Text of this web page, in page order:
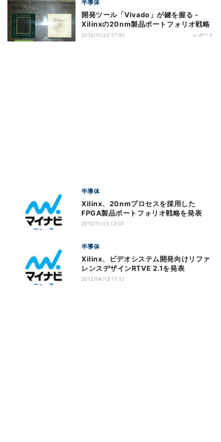
半導体
開発ツール「Vivado」が鍵を握る -
Xilinxの20nm製品ポートフォリオ戦略
2012/11/22 17:51 レポート
半導体
Xilinx、20nmプロセスを採用した
FPGA製品ポートフォリオ戦略を発表
2012/11/15 13:07
半導体
Xilinx、ビデオシステム開発向けリファ
レンスデザインRTVE 2.1を発表
2013/04/12 11:12